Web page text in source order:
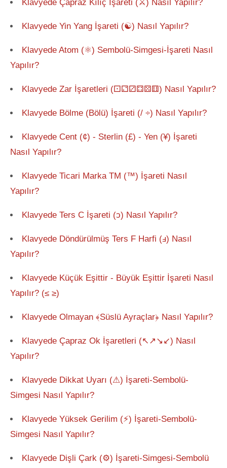
Klavyede Çapraz Kılıç İşareti (⚔) Nasıl Yapılır?
Klavyede Yin Yang İşareti (☯) Nasıl Yapılır?
Klavyede Atom (⚛) Sembolü-Simgesi-İşareti Nasıl
Yapılır?
Klavyede Zar İşaretleri (⚀⚁⚂⚃⚄⚅) Nasıl Yapılır?
Klavyede Bölme (Bölü) İşareti (/ ÷) Nasıl Yapılır?
Klavyede Cent (¢) - Sterlin (£) - Yen (¥) İşareti
Nasıl Yapılır?
Klavyede Ticari Marka TM (™) İşareti Nasıl
Yapılır?
Klavyede Ters C İşareti (ↄ) Nasıl Yapılır?
Klavyede Döndürülmüş Ters F Harfi (ⅎ) Nasıl
Yapılır?
Klavyede Küçük Eşittir - Büyük Eşittir İşareti Nasıl
Yapılır? (≤ ≥)
Klavyede Olmayan ﴾Süslü Ayraçlar﴿ Nasıl Yapılır?
Klavyede Çapraz Ok İşaretleri (↖↗↘↙) Nasıl
Yapılır?
Klavyede Dikkat Uyarı (⚠) İşareti-Sembolü-
Simgesi Nasıl Yapılır?
Klavyede Yüksek Gerilim (⚡) İşareti-Sembolü-
Simgesi Nasıl Yapılır?
Klavyede Dişli Çark (⚙) İşareti-Simgesi-Sembolü